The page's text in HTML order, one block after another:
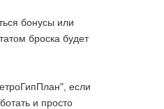
бонусы или
броска будет
если
и просто